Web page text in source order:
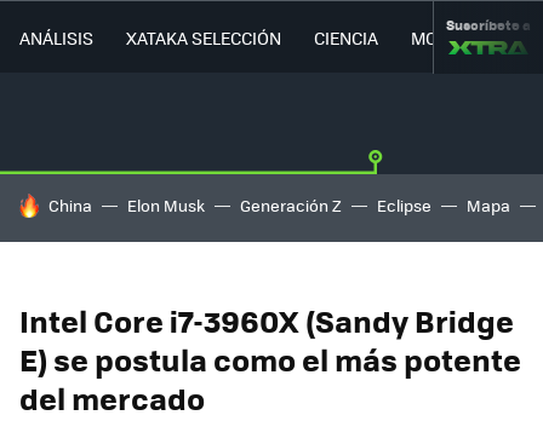
ANÁLISIS XATAKA SELECCIÓN CIENCIA MOVILIDAD
Suscríbete a
HOY SE HABLA DE
China Elon Musk Generación Z Eclipse Mapa
Intel Core i7-3960X (Sandy Bridge
E) se postula como el más potente
del mercado